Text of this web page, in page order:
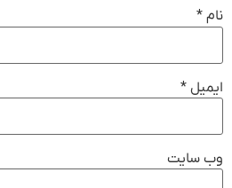
نام *
ایمیل *
وب‌ سایت